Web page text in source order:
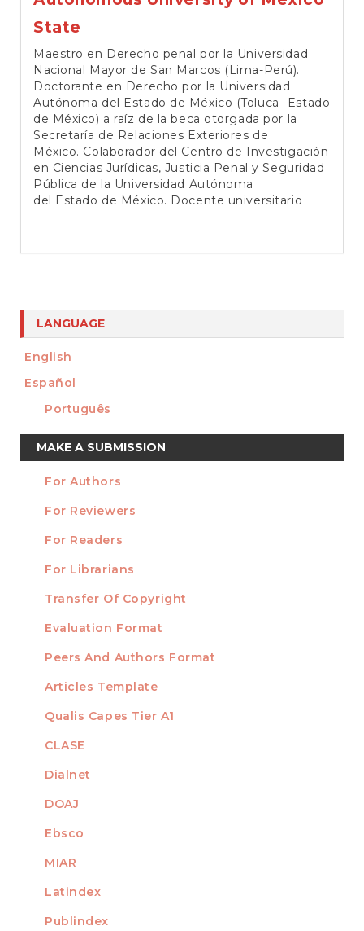
State
Maestro en Derecho penal por la Universidad
Nacional Mayor de San Marcos (Lima-Perú).
Doctorante en Derecho por la Universidad
Autónoma del Estado de México (Toluca- Estado
de México) a raíz de la beca otorgada por la
Secretaría de Relaciones Exteriores de
México. Colaborador del Centro de Investigación
en Ciencias Jurídicas, Justicia Penal y Seguridad
Pública de la Universidad Autónoma
del Estado de México. Docente universitario
LANGUAGE
English
Español
Português
Make
a
Submission
MAKE A SUBMISSION
INFORMATION
For Authors
For Reviewers
For Readers
For Librarians
TEMPLATES
Transfer Of Copyright
Evaluation Format
Peers And Authors Format
Articles Template
INDEXED
Qualis Capes Tier A1
CLASE
Dialnet
DOAJ
Ebsco
MIAR
Latindex
Publindex